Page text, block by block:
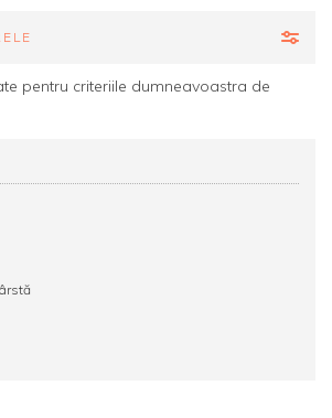
pentru criteriile dumneavoastra de